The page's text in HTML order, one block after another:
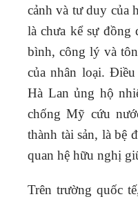
cảnh và tư duy của
là chưa kể sự đồng
bình, công lý và
của nhân loại.
Hà Lan ủng hộ
chống Mỹ cứu
thành tài sản, là bệ
quan hệ hữu nghị
Trên trường quốc